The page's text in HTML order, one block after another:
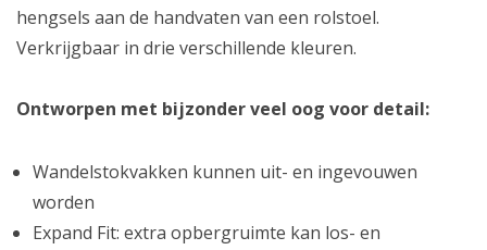
hengsels aan de handvaten van een rolstoel.
Verkrijgbaar in drie verschillende kleuren.
Ontworpen met bijzonder veel oog voor detail:
Wandelstokvakken kunnen uit- en ingevouwen
worden
Expand Fit: extra opbergruimte kan los- en